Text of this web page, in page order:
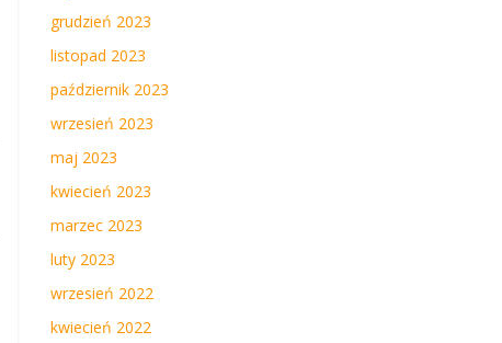
grudzień 2023
listopad 2023
październik 2023
wrzesień 2023
maj 2023
kwiecień 2023
marzec 2023
luty 2023
wrzesień 2022
kwiecień 2022